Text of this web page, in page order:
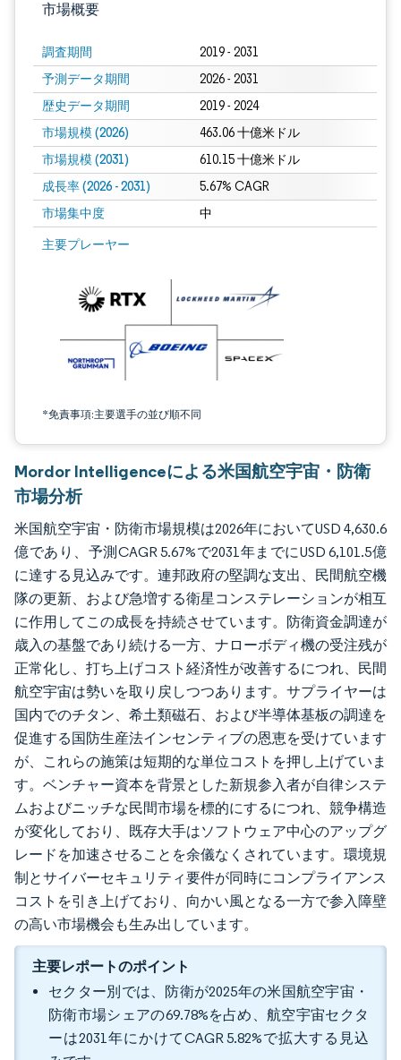
市場概要
調査期間 2019 - 2031
予測データ期間 2026 - 2031
歴史データ期間 2019 - 2024
市場規模 (2026) 463.06 十億米ドル
市場規模 (2031) 610.15 十億米ドル
成長率 (2026 - 2031) 5.67% CAGR
市場集中度 中
主要プレーヤー
*免責事項:主要選手の並び順不同
画像 © Mordor Intelligence。再利用にはCC BY 4.0の表示が必要です。
Mordor Intelligenceによる米国航空宇宙・防衛
市場分析
米国航空宇宙・防衛市場規模は2026年においてUSD 4,630.6
億であり、予測CAGR 5.67%で2031年までにUSD 6,101.5億
に達する見込みです。連邦政府の堅調な支出、民間航空機
隊の更新、および急増する衛星コンステレーションが相互
に作用してこの成長を持続させています。防衛資金調達が
歳入の基盤であり続ける一方、ナローボディ機の受注残が
正常化し、打ち上げコスト経済性が改善するにつれ、民間
航空宇宙は勢いを取り戻しつつあります。サプライヤーは
国内でのチタン、希土類磁石、および半導体基板の調達を
促進する国防生産法インセンティブの恩恵を受けています
が、これらの施策は短期的な単位コストを押し上げていま
す。ベンチャー資本を背景とした新規参入者が自律システ
ムおよびニッチな民間市場を標的にするにつれ、競争構造
が変化しており、既存大手はソフトウェア中心のアップグ
レードを加速させることを余儀なくされています。環境規
制とサイバーセキュリティ要件が同時にコンプライアンス
コストを引き上げており、向かい風となる一方で参入障壁
の高い市場機会も生み出しています。
主要レポートのポイント
セクター別では、防衛が2025年の米国航空宇宙・
防衛市場シェアの69.78%を占め、航空宇宙セクタ
ーは2031年にかけてCAGR 5.82%で拡大する見込